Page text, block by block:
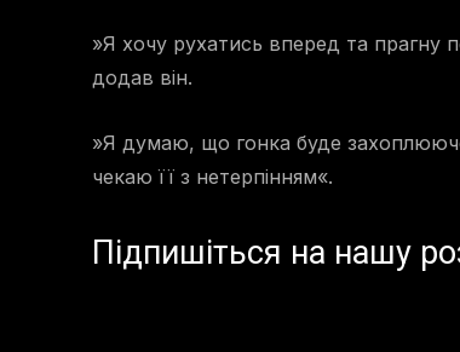
»Я хочу рухатись вперед та прагну
додав він.
»Я думаю, що гонка буде
чекаю її з нетерпінням«.
Підпишіться на нашу